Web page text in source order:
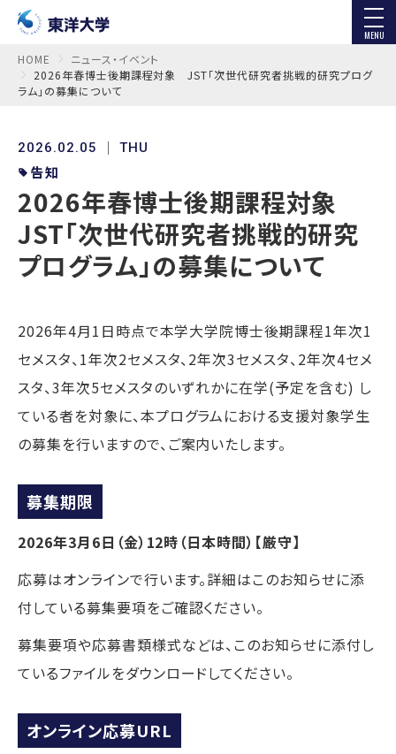
MENU
HOME
ニュース・イベント
2026年春博士後期課程対象 JST「次世代研究者挑戦的研究プログ
ラム」の募集について
2026.02.05 THU
告知
2026年春博士後期課程対象
JST「次世代研究者挑戦的研究
プログラム」の募集について
2026年4月1日時点で本学大学院博士後期課程1年次1
セメスタ、1年次2セメスタ、2年次3セメスタ、2年次4セメ
スタ、3年次5セメスタのいずれかに在学(予定を含む) し
ている者を対象に、本プログラムにおける支援対象学生
の募集を行いますので、ご案内いたします。
募集期限
2026年3月6日（金）12時（日本時間）【厳守】
応募はオンラインで行います。詳細はこのお知らせに添
付している募集要項をご確認ください。
募集要項や応募書類様式などは、このお知らせに添付し
ているファイルをダウンロードしてください。
オンライン応募URL